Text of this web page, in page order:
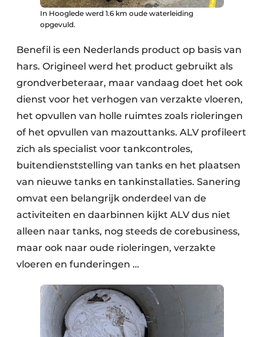
In Hooglede werd 1.6 km oude waterleiding
opgevuld.
Benefil is een Nederlands product op basis van
hars. Origineel werd het product gebruikt als
grondverbeteraar, maar vandaag doet het ook
dienst voor het verhogen van verzakte vloeren,
het opvullen van holle ruimtes zoals rioleringen
of het opvullen van mazouttanks. ALV profileert
zich als specialist voor tankcontroles,
buitendienststelling van tanks en het plaatsen
van nieuwe tanks en tankinstallaties. Sanering
omvat een belangrijk onderdeel van de
activiteiten en daarbinnen kijkt ALV dus niet
alleen naar tanks, nog steeds de corebusiness,
maar ook naar oude rioleringen, verzakte
vloeren en funderingen …